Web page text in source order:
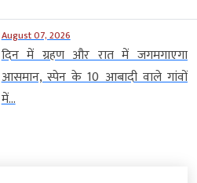
August 07, 2026
दिन में ग्रहण और रात में जगमगाएगा
आसमान, स्पेन के 10 आबादी वाले गांवों
में...